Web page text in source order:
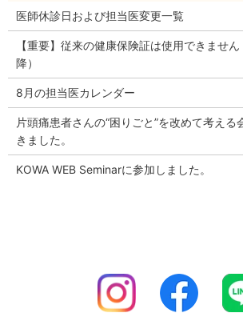
医師休診日および担当医変更一覧
【重要】従来の健康保険証は使用できませ
降）
8月の担当医カレンダー
片頭痛患者さんの“困りごと”を改めて考える
きました。
KOWA WEB Seminarに参加しました。